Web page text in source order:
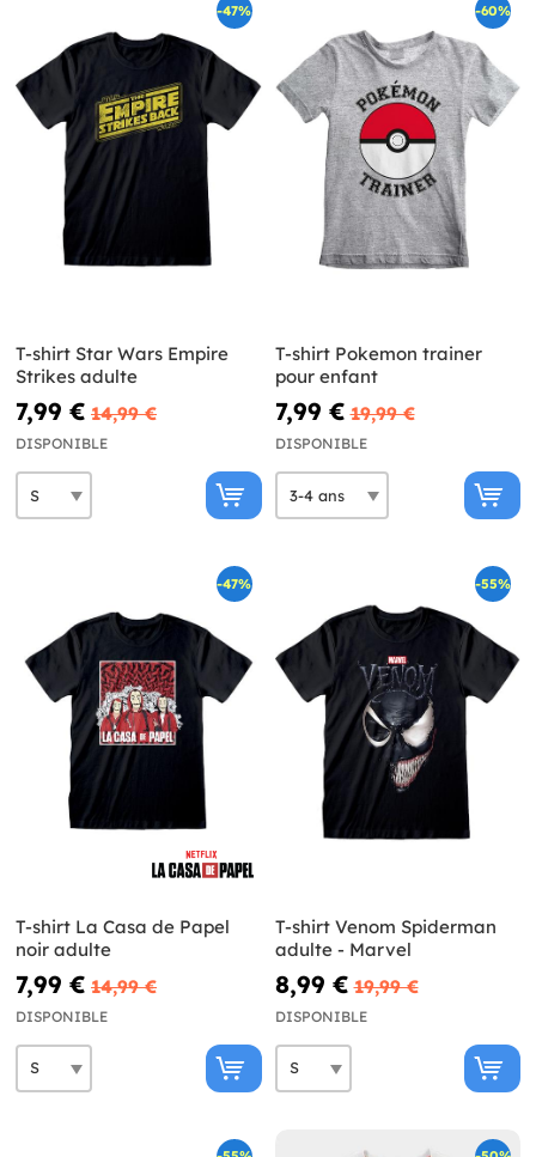
-47%
T-shirt Star Wars Empire
Strikes adulte
7,99 € 14,99 €
DISPONIBLE
-60%
T-shirt Pokemon trainer
pour enfant
7,99 € 19,99 €
DISPONIBLE
-47%
T-shirt La Casa de Papel
noir adulte
7,99 € 14,99 €
DISPONIBLE
-55%
T-shirt Venom Spiderman
adulte - Marvel
8,99 € 19,99 €
DISPONIBLE